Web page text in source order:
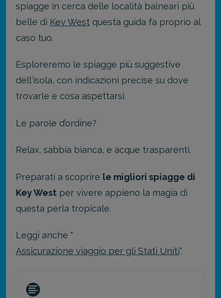
spiagge in cerca delle località balneari più
belle di Key West questa guida fa proprio al
caso tuo.
Esploreremo le spiagge più suggestive
dell'isola, con indicazioni precise su dove
trovarle e cosa aspettarsi.
Le parole d’ordine?
Relax, sabbia bianca, e acque trasparenti.
Preparati a scoprire le migliori spiagge di
Key West per vivere appieno la magia di
questa perla tropicale.
Leggi anche "
Assicurazione viaggio per gli Stati Uniti".